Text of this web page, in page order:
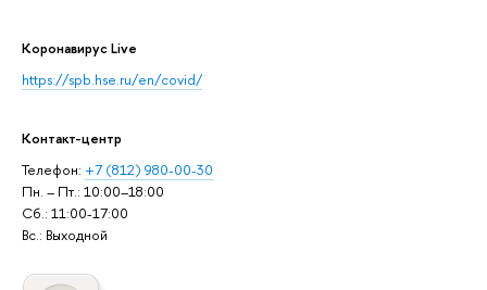
Коронавирус Live
https://spb.hse.ru/en/covid/
Контакт-центр
Телефон: +7 (812) 980-00-30
Пн. – Пт.: 10:00–18:00
Сб.: 11:00-17:00
Вс.: Выходной